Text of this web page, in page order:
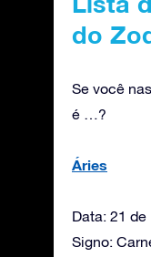
do
Se você
é …?
Áries
Data: 21
Signo: